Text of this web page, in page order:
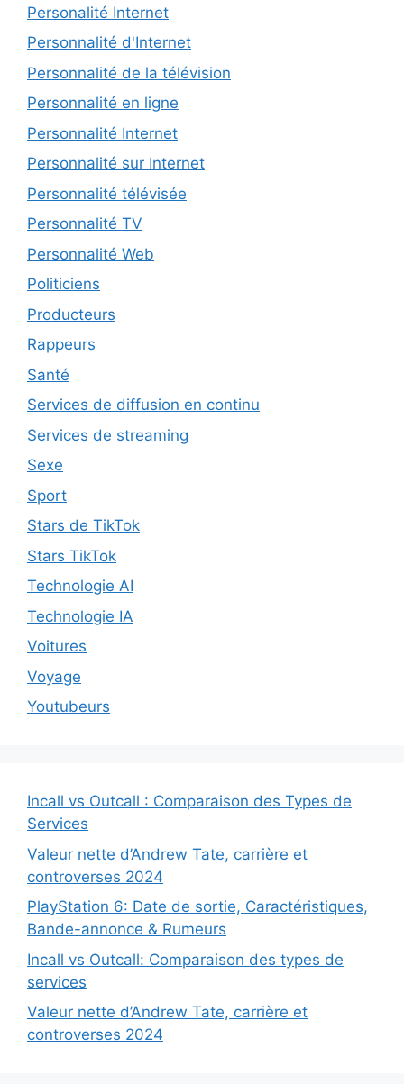
Personalité Internet
Personnalité d'Internet
Personnalité de la télévision
Personnalité en ligne
Personnalité Internet
Personnalité sur Internet
Personnalité télévisée
Personnalité TV
Personnalité Web
Politiciens
Producteurs
Rappeurs
Santé
Services de diffusion en continu
Services de streaming
Sexe
Sport
Stars de TikTok
Stars TikTok
Technologie AI
Technologie IA
Voitures
Voyage
Youtubeurs
Incall vs Outcall : Comparaison des Types de
Services
Valeur nette d’Andrew Tate, carrière et
controverses 2024
PlayStation 6: Date de sortie, Caractéristiques,
Bande-annonce & Rumeurs
Incall vs Outcall: Comparaison des types de
services
Valeur nette d’Andrew Tate, carrière et
controverses 2024